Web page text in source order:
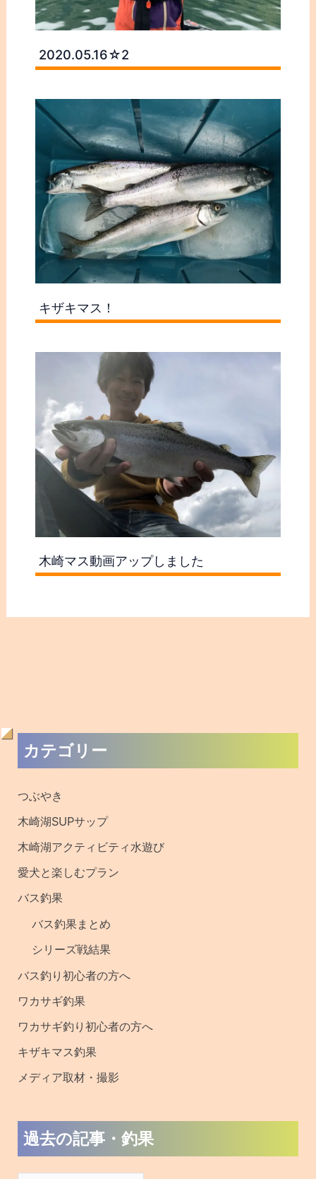
2020.05.16☆2
キザキマス！
木崎マス動画アップしました
カテゴリー
つぶやき
木崎湖SUPサップ
木崎湖アクティビティ水遊び
愛犬と楽しむプラン
バス釣果
バス釣果まとめ
シリーズ戦結果
バス釣り初心者の方へ
ワカサギ釣果
ワカサギ釣り初心者の方へ
キザキマス釣果
メディア取材・撮影
過去の記事・釣果
去
・
釣
果